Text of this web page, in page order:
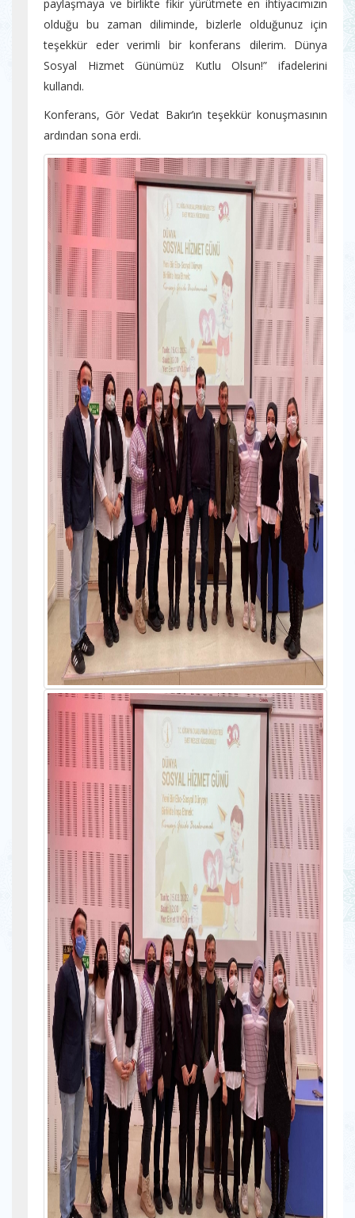
paylaşmaya ve birlikte fikir yürütmete en ihtiyacımızın
olduğu bu zaman diliminde, bizlerle olduğunuz için
teşekkür eder verimli bir konferans dilerim. Dünya
Sosyal Hizmet Günümüz Kutlu Olsun!” ifadelerini
kullandı.
Konferans, Gör Vedat Bakır’ın teşekkür konuşmasının
ardından sona erdi.